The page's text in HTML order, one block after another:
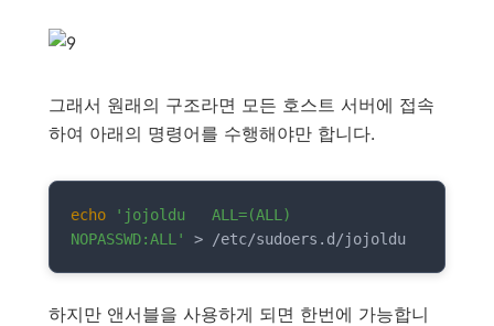
그래서 원래의 구조라면 모든 호스트 서버에 접속
하여 아래의 명령어를 수행해야만 합니다.
echo
'jojoldu   ALL=(ALL)
NOPASSWD:ALL'
> /etc/sudoers.d/jojoldu
하지만 앤서블을 사용하게 되면 한번에 가능합니